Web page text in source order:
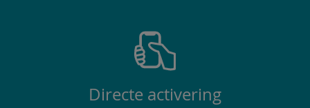
Directe activering